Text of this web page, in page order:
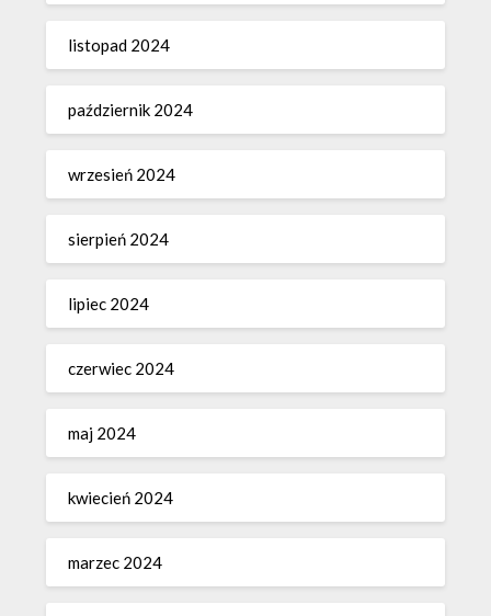
listopad 2024
październik 2024
wrzesień 2024
sierpień 2024
lipiec 2024
czerwiec 2024
maj 2024
kwiecień 2024
marzec 2024